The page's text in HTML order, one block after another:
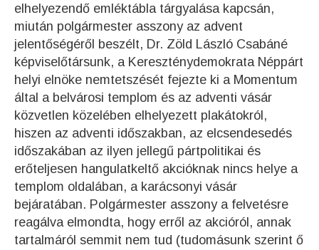
elhelyezendő emléktábla tárgyalása kapcsán,
miután polgármester asszony az advent
jelentőségéről beszélt, Dr. Zöld László Csabáné
képviselőtársunk, a Kereszténydemokrata Néppárt
helyi elnöke nemtetszését fejezte ki a Momentum
által a belvárosi templom és az adventi vásár
közvetlen közelében elhelyezett plakátokról,
hiszen az adventi időszakban, az elcsendesedés
időszakában az ilyen jellegű pártpolitikai és
erőteljesen hangulatkeltő akcióknak nincs helye a
templom oldalában, a karácsonyi vásár
bejáratában. Polgármester asszony a felvetésre
reagálva elmondta, hogy erről az akcióról, annak
tartalmáról semmit nem tud (tudomásunk szerint ő